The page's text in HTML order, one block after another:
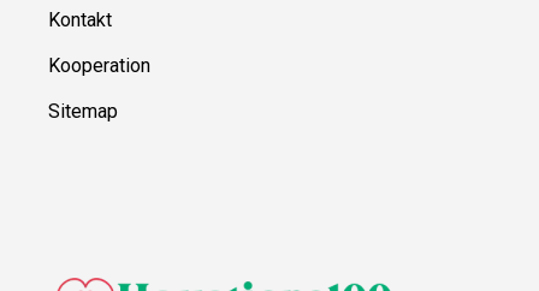
Kontakt
Kooperation
Sitemap